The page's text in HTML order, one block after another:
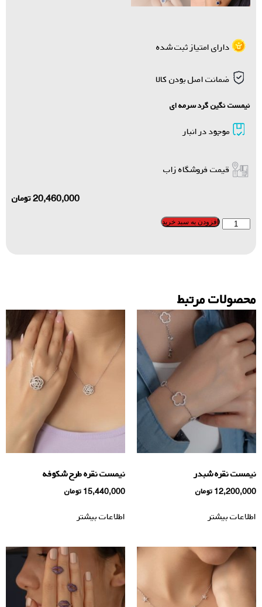
دارای امتیاز ثبت شده
ضمانت اصل بودن کالا
نیمست نگین گرد سرمه ای
موجود در انبار
قیمت فروشگاه زاب
20,460,000تومان
افزودن به سبد خرید
محصولات مرتبط
نیمست نقره شبدر
12,200,000 تومان
اطلاعات بیشتر
نیمست نقره طرح شکوفه
15,440,000 تومان
اطلاعات بیشتر